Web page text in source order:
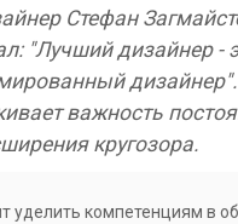
Стефан
"Лучший дизайнер -
важность
кругозора.
уделить компетенциям в